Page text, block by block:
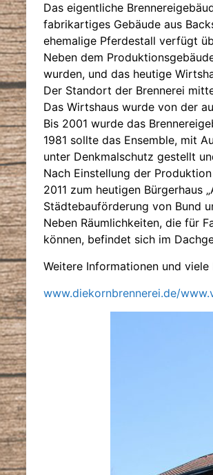
Das eigentliche
fabrikartiges Gebäude aus
ehemalige Pferdestall verfügt
Neben dem
wurden, und das heutige
Der Standort der Brennerei
Das Wirtshaus wurde von der
Bis 2001 wurde das
1981 sollte das Ensemble, mit
unter Denkmalschutz gestellt
Nach Einstellung der
2011 zum heutigen Bürgerhaus
Städtebauförderung von Bund
Neben Räumlichkeiten, die für
können, befindet sich im
Weitere Informationen und
www.diekornbrennerei.de/